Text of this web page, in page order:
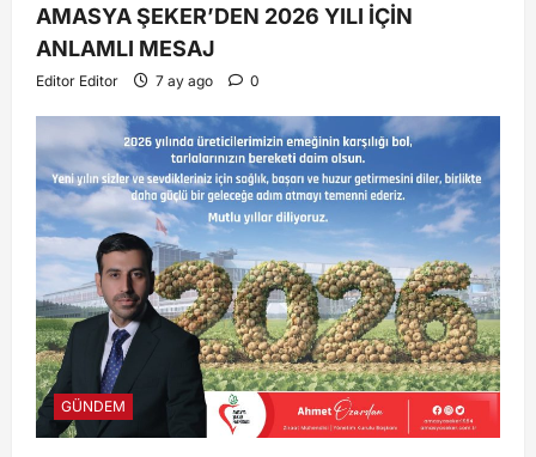
AMASYA ŞEKER’DEN 2026 YILI İÇİN
ANLAMLI MESAJ
Editor Editor 7 ay ago 0
GÜNDEM